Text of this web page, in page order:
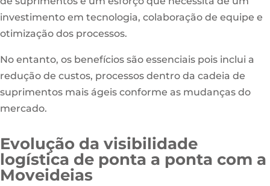
investimento em tecnologia, colaboração de equipe e
otimização dos processos.
No entanto, os benefícios são essenciais pois inclui a
redução de custos, processos dentro da cadeia de
suprimentos mais ágeis conforme as mudanças do
mercado.
Evolução da visibilidade
logística de ponta a ponta com a
Moveideias